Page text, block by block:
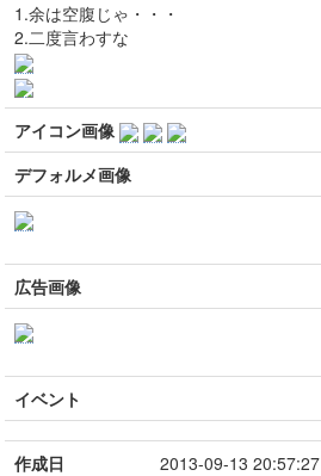
1.余は空腹じゃ・・・
2.二度言わすな
アイコン画像
デフォルメ画像
広告画像
イベント
作成日 2013-09-13 20:57:27